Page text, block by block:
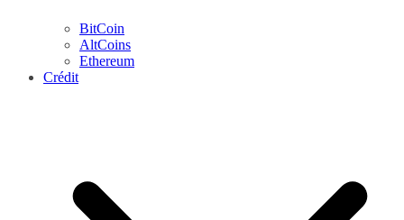
BitCoin
AltCoins
Ethereum
Crédit